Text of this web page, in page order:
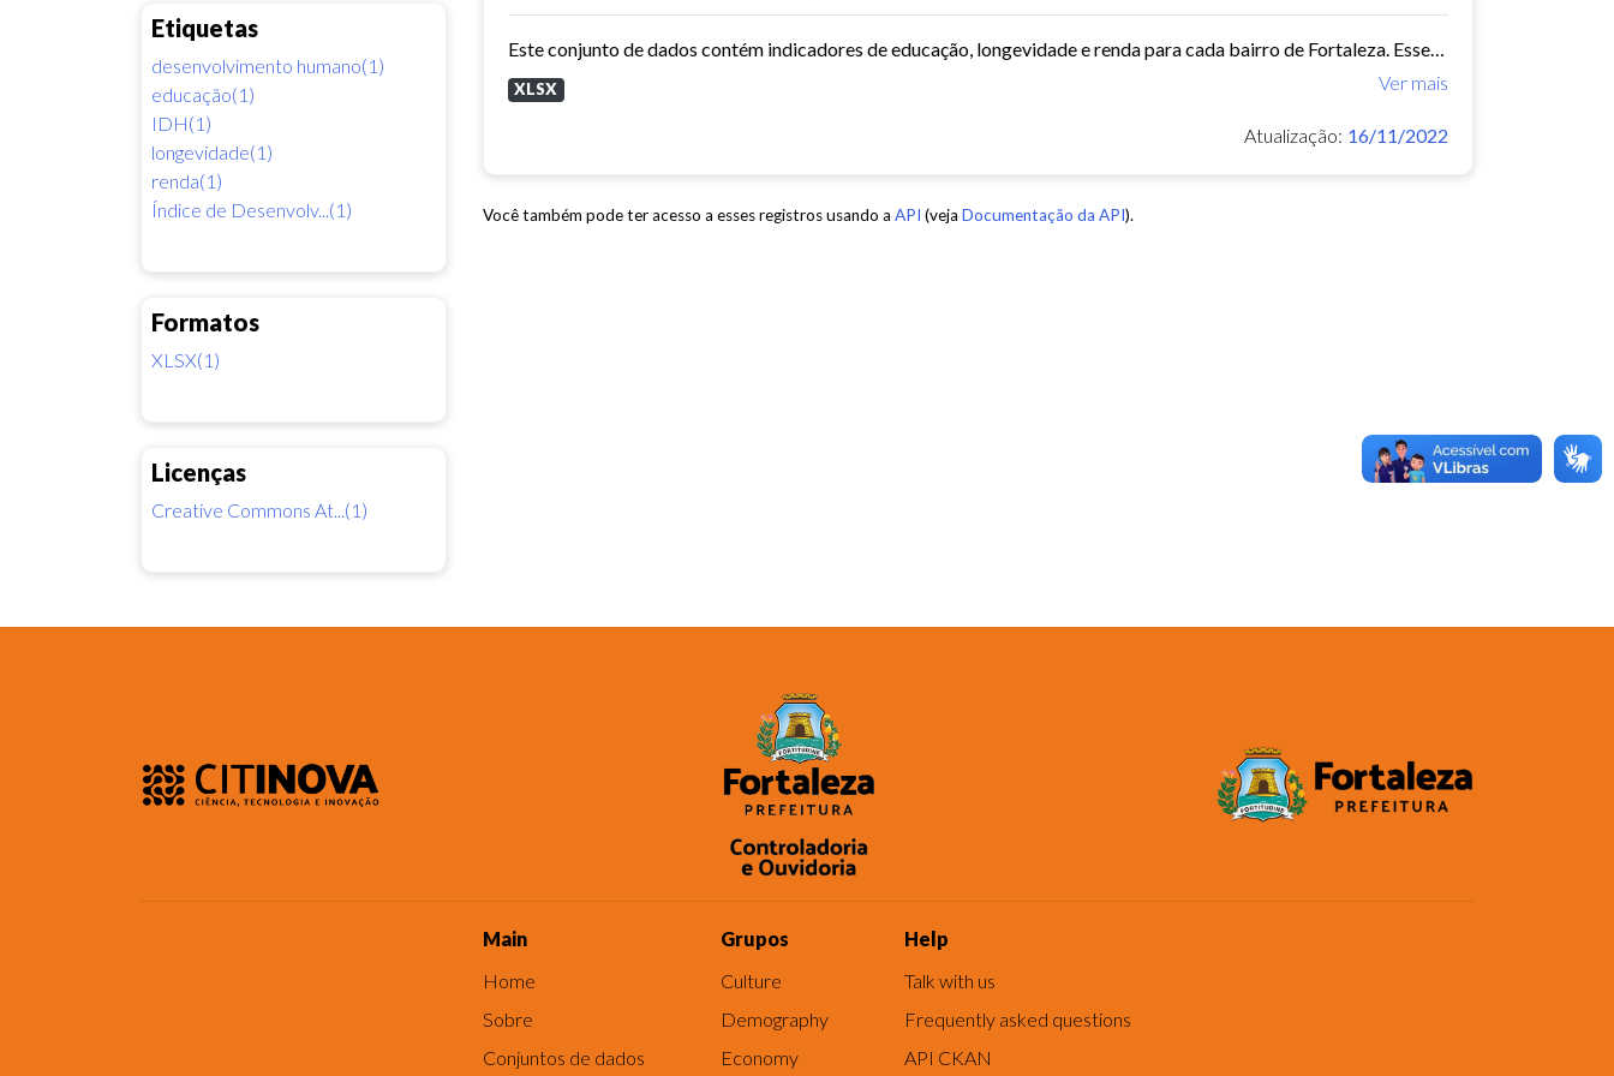
Etiquetas
desenvolvimento humano(1)
educação(1)
IDH(1)
longevidade(1)
renda(1)
Índice de Desenvolv...(1)
Formatos
XLSX(1)
Licenças
Creative Commons At...(1)
Este conjunto de dados contém indicadores de educação, longevidade e renda para cada bairro de Fortaleza. Esses três indicadores juntos formam o Indice de Desenvolvimento Humano...
Ver mais
XLSX
Atualização: 16/11/2022
Você também pode ter acesso a esses registros usando a API (veja Documentação da API).
Main
Home
Sobre
Conjuntos de dados
Grupos
Culture
Demography
Economy
Help
Talk with us
Frequently asked questions
API CKAN